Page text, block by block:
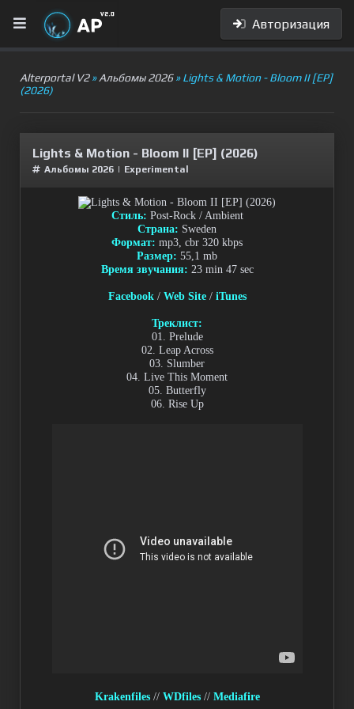
Авторизация
Alterportal V2»Альбомы 2026» Lights & Motion - Bloom II [EP]
(2026)
Lights & Motion - Bloom II [EP] (2026)
Альбомы 2026 | Experimental
Стиль: Post-Rock / Ambient
Страна: Sweden
Формат: mp3, cbr 320 kbps
Размер: 55,1 mb
Время звучания: 23 min 47 sec
Facebook/ Web Site/ iTunes
Треклист:
01. Prelude
02. Leap Across
03. Slumber
04. Live This Moment
05. Butterfly
06. Rise Up
Krakenfiles// WDfiles// Mediafire